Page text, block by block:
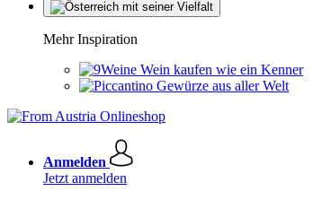
Mehr Inspiration
Wein kaufen wie ein Kenner
Gewürze aus aller Welt
Anmelden
Jetzt anmelden